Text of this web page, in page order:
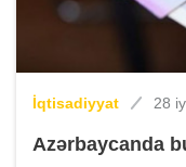
İqtisadiyyat 28
Azərbaycanda